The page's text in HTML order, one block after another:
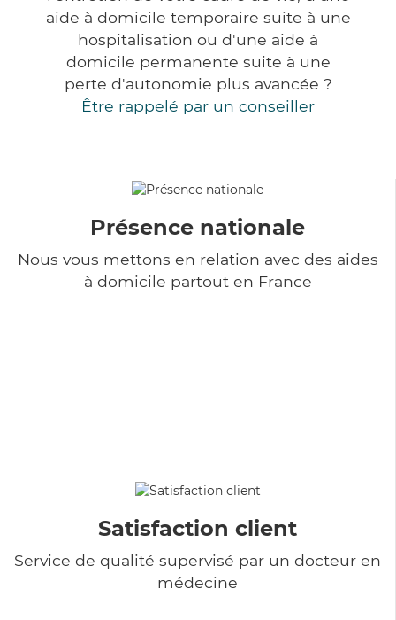
aide à domicile temporaire suite à une
hospitalisation ou d'une aide à
domicile permanente suite à une
perte d'autonomie plus avancée ?
Être rappelé par un conseiller
Présence nationale
Nous vous mettons en relation avec des aides
à domicile partout en France
Satisfaction client
Service de qualité supervisé par un docteur en
médecine